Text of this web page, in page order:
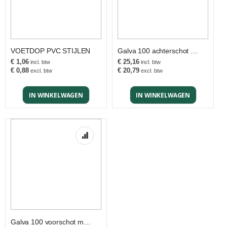
IN WINKELWAGEN
VOETDOP PVC STIJLEN
€ 1,06
€ 0,88
IN WINKELWAGEN
Galva 100 achterschot magazijnstelling
€ 25,16
€ 20,79